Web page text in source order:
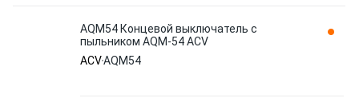
AQM54 Концевой выключатель с
пыльником AQM-54 ACV
ACVAQM54